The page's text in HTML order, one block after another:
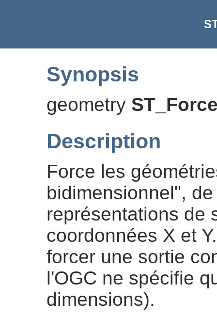
Synopsis
geometry
Description
Force les
bidimensionnel",
représentations de
coordonnées X et
forcer une sortie
l'OGC ne spécifie
dimensions).